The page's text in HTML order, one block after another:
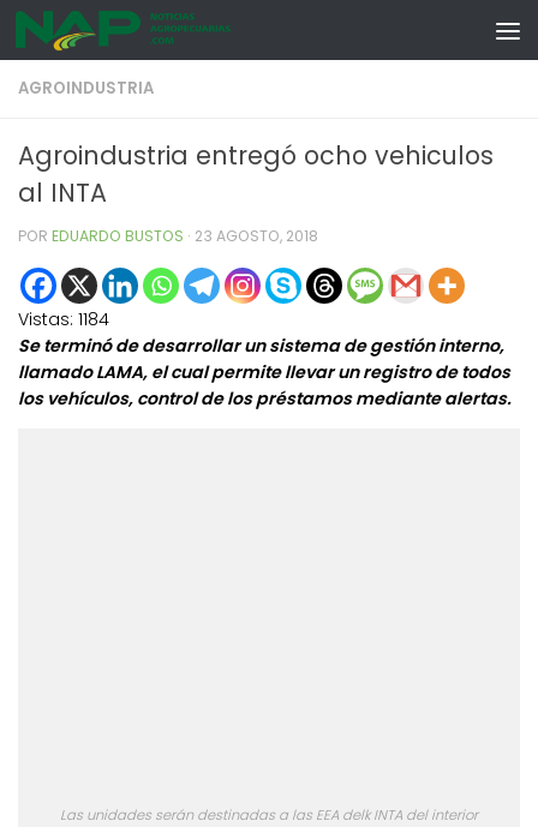
Skip to content
AGROINDUSTRIA
Agroindustria entregó ocho vehiculos
al INTA
POR EDUARDO BUSTOS · 23 AGOSTO, 2018
Vistas: 1184
Se terminó de desarrollar un sistema de gestión interno,
llamado LAMA, el cual permite llevar un registro de todos
los vehículos, control de los préstamos mediante alertas.
Las unidades serán destinadas a las EEA delk INTA del interior